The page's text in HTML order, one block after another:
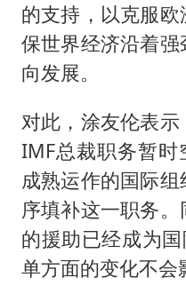
的支持，以克服
保世界经济沿着
向发展。
对此，涂友伦表
IMF总裁职务暂
成熟运作的国际
序填补这一职务
的援助已经成为
单方面的变化不会